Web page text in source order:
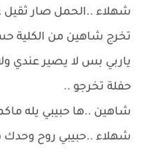
شهلاء ..الحمل صار ثقيل
تخرج شاهين من الكلية
ياربي بس لا يصير عندي
حفلة تخرجو ..
شاهين ..ها حبيبي يله
شهلاء ..حبيبي روح وحدك